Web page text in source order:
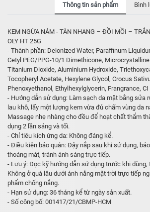
Thông tin sản phẩm Bình
KEM NGỪA NÁM - TÀN NHANG – ĐỒI MỒI –
OLY HT 25G
- Thành phần: Deionized Water, Paraffinum
Cetyl PEG/PPG-10/1 Dimethicone,
Titanium Dioxide, Aluminium Hydroxide,
Tocopheryl Acetate, Hexylene Glycol, Crocus
Phenoxyethanol, Ethylhexylglycerin, Frangrance, CI
- Hướng dẫn sử dụng: Làm sạch da mặt bằng sửa
lau khô, lấy một lượng kem vừa đủ chấm vùng da
Massage nhẹ nhàng cho đều để hoạt chất thẩm
dụng 2 lần sáng và tối.
- Chỉ tiêu kích ứng da: Không đáng kể.
- Điều kiện bảo quản: Đậy nắp sau khi sử dụng,
thoáng mát, tránh ánh sáng trực tiếp.
- Lưu ý: Đọc kỹ hướng dẫn sử dụng trước khi dùng,
Không ở quá lâu dưới ánh nắng mặt trời trực tiếp
phẩm chống nắng.
- Hạn sử dụng: 36 tháng kể từ ngày sản xuất.
- Số công bố: 001417/21/CBMP-HCM